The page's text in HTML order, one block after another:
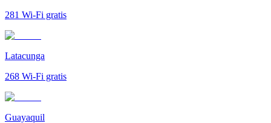
281 Wi-Fi gratis
Latacunga
268 Wi-Fi gratis
Guayaquil